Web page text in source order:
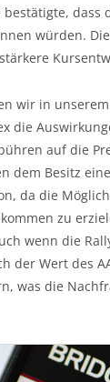
bestätigte, dass
würden.
wir in
die
auf die
dem Besitz
da die
zu
wenn die
der Wert des
was die